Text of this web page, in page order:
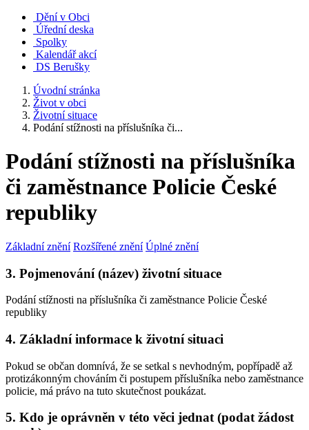
Dění v Obci
Úřední deska
Spolky
Kalendář akcí
DS Berušky
Úvodní stránka
Život v obci
Životní situace
Podání stížnosti na příslušníka či...
Podání stížnosti na příslušníka
či zaměstnance Policie České
republiky
Základní znění Rozšířené znění Úplné znění
3. Pojmenování (název) životní situace
Podání stížnosti na příslušníka či zaměstnance Policie České
republiky
4. Základní informace k životní situaci
Pokud se občan domnívá, že se setkal s nevhodným, popřípadě až
protizákonným chováním či postupem příslušníka nebo zaměstnance
policie, má právo na tuto skutečnost poukázat.
5. Kdo je oprávněn v této věci jednat (podat žádost